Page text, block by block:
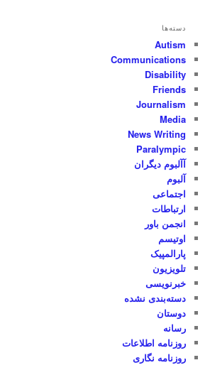
دسته‌ها
Autism
Communications
Disability
Friends
Journalism
Media
News Writing
Paralympic
آآلبوم دیگران
آلبوم
اجتماعی
ارتباطات
انجمن باور
اوتیسم
پارالمپیک
تلویزیون
خبرنویسی
دسته‌بندی نشده
دوستان
رسانه
روزنامه اطلاعات
روزنامه نگاری